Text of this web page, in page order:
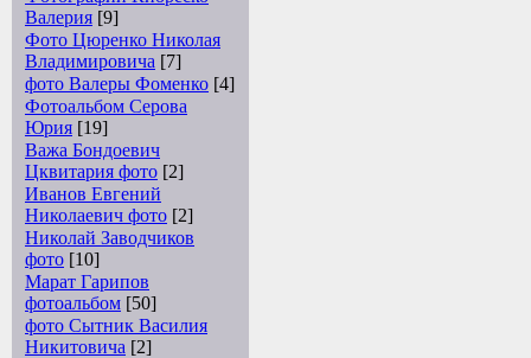
Валерия [9]
Фото Цюренко Николая
Владимировича [7]
фото Валеры Фоменко [4]
Фотоальбом Серова
Юрия [19]
Важа Бондоевич
Цквитария фото [2]
Иванов Евгений
Николаевич фото [2]
Николай Заводчиков
фото [10]
Марат Гарипов
фотоальбом [50]
фото Сытник Василия
Никитовича [2]